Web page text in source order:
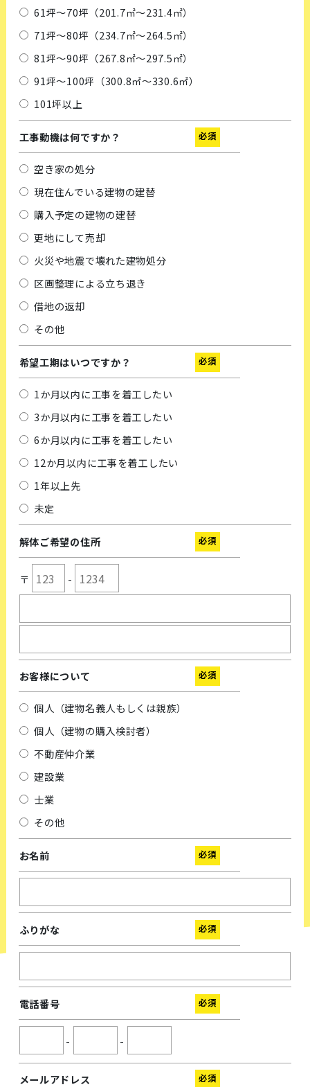
61坪～70坪（201.7㎡～231.4㎡）
71坪～80坪（234.7㎡～264.5㎡）
81坪～90坪（267.8㎡～297.5㎡）
91坪～100坪（300.8㎡～330.6㎡）
101坪以上
工事動機は何ですか？ 必須
空き家の処分
現在住んでいる建物の建替
購入予定の建物の建替
更地にして売却
火災や地震で壊れた建物処分
区画整理による立ち退き
借地の返却
その他
希望工期はいつですか？ 必須
1か月以内に工事を着工したい
3か月以内に工事を着工したい
6か月以内に工事を着工したい
12か月以内に工事を着工したい
1年以上先
未定
解体ご希望の住所 必須
〒 -
お客様について 必須
個人（建物名義人もしくは親族）
個人（建物の購入検討者）
不動産仲介業
建設業
士業
その他
お名前 必須
ふりがな 必須
電話番号 必須
- -
メールアドレス 必須